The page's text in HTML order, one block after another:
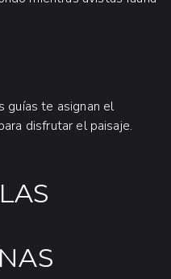
guías te asignan el
disfrutar el paisaje.